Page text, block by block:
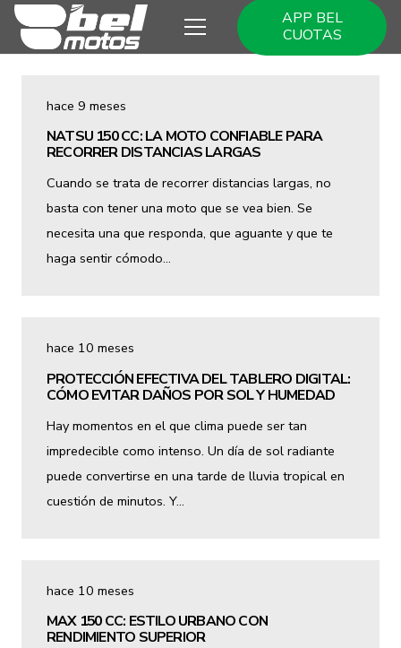
APP BEL
CUOTAS
hace 9 meses
NATSU 150 CC: LA MOTO CONFIABLE PARA
RECORRER DISTANCIAS LARGAS
Cuando se trata de recorrer distancias largas, no
basta con tener una moto que se vea bien. Se
necesita una que responda, que aguante y que te
haga sentir cómodo…
hace 10 meses
PROTECCIÓN EFECTIVA DEL TABLERO DIGITAL:
CÓMO EVITAR DAÑOS POR SOL Y HUMEDAD
Hay momentos en el que clima puede ser tan
impredecible como intenso. Un día de sol radiante
puede convertirse en una tarde de lluvia tropical en
cuestión de minutos. Y…
hace 10 meses
MAX 150 CC: ESTILO URBANO CON
RENDIMIENTO SUPERIOR